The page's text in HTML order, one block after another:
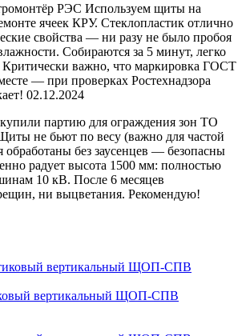
РЭС Используем щиты на
ячеек КРУ. Стеклопластик отлично
свойства — ни разу не было пробоя
Собираются за 5 минут, легко
Критически важно, что маркировка ГОСТ
— при проверках Ростехнадзора
02.12.2024
партию для ограждения зон ТО
не бьют по весу (важно для частой
обработаны без заусенцев — безопасны
радует высота 1500 мм: полностью
10 кВ. После 6 месяцев
ни выцветания. Рекомендую!
вертикальный ЩОП-СПВ